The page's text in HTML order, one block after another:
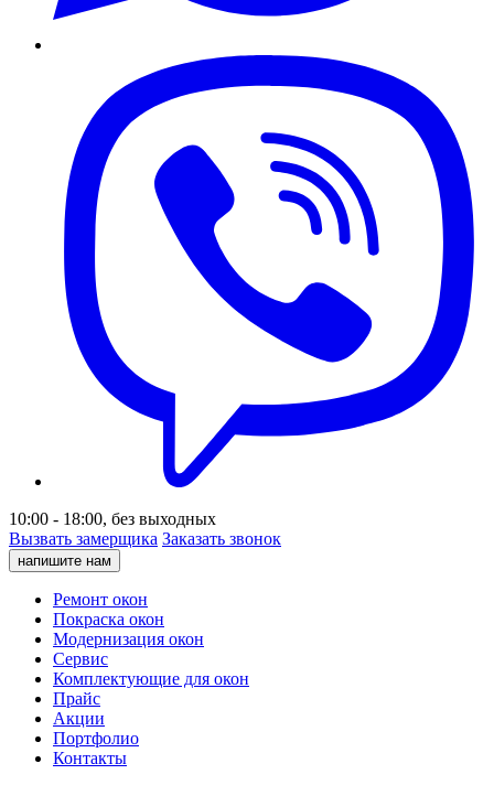
10:00 - 18:00, без выходных
Вызвать замерщика Заказать звонок
напишите нам
Ремонт окон
Покраска окон
Модернизация окон
Сервис
Комплектующие для окон
Прайс
Акции
Портфолио
Контакты